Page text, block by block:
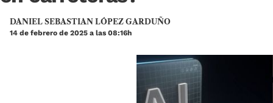
DANIEL SEBASTIAN LÓPEZ GARDUÑO
14 de febrero de 2025 a las 08:16h